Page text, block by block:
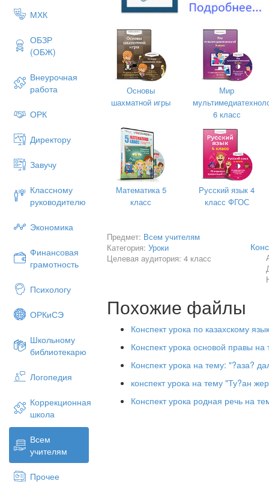
МХК
ОБЗР
(ОБЖ)
Внеурочная
работа
ОРК
Директору
Завучу
Классному
руководителю
Экономика
Финансовая
грамотность
Психологу
ОРКиСЭ
Школьному
библиотекарю
Логопедия
Коррекционная
школа
Всем
учителям
Прочее
И учебник и дневник?
– Сегодня на уроке мы изучим новую
II. Проверка домашнего задания
– Но перед этим, проверим ваши
Пересказ текста.
– Теперь приступим к изучению
. Изучение нового материала(22
–Ребята, что такое
–Назовите 3 агрегатных
газообразное)
1) Вода наЗемле.
Среди планет Солнечной системы
состояниях: жидком, твердом и
Основы
шахматной игры
Мир
6 класс
Математика 5
класс
Русский язык 4
класс ФГОС
Предмет: Всем учителям
Категория:Уроки
Целевая аудитория: 4 класс
Похожие файлы
Конспект урока по казахскому
Конспект урока основой правы
Конспект урока на тему: "?аза?
конспект урока на тему "Ту?ан
Конспект урока родная речь на